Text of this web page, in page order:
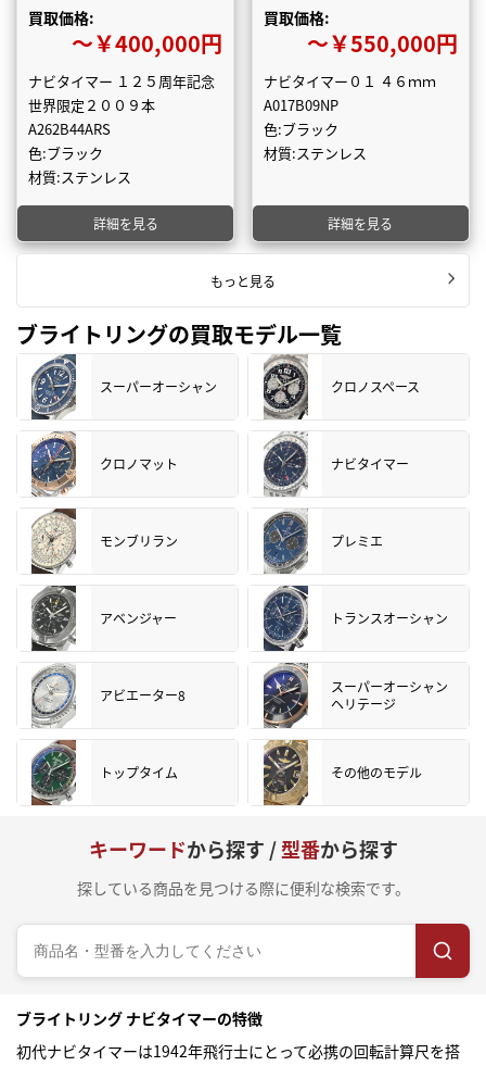
買取価格:
〜￥400,000円
ナビタイマー １２５周年記念
世界限定２００９本
A262B44ARS
色:ブラック
材質:ステンレス
詳細を見る
買取価格:
〜￥550,000円
ナビタイマー０１ ４６ｍｍ
A017B09NP
色:ブラック
材質:ステンレス
詳細を見る
もっと見る
ブライトリングの買取モデル一覧
スーパーオーシャン クロノスペース
クロノマット ナビタイマー
モンブリラン プレミエ
アベンジャー トランスオーシャン
アビエーター8
スーパーオーシャン
ヘリテージ
トップタイム その他のモデル
キーワードから探す /型番から探す
探している商品を見つける際に便利な検索です。
ブライトリング ナビタイマーの特徴
初代ナビタイマーは1942年飛行士にとって必携の回転計算尺を搭